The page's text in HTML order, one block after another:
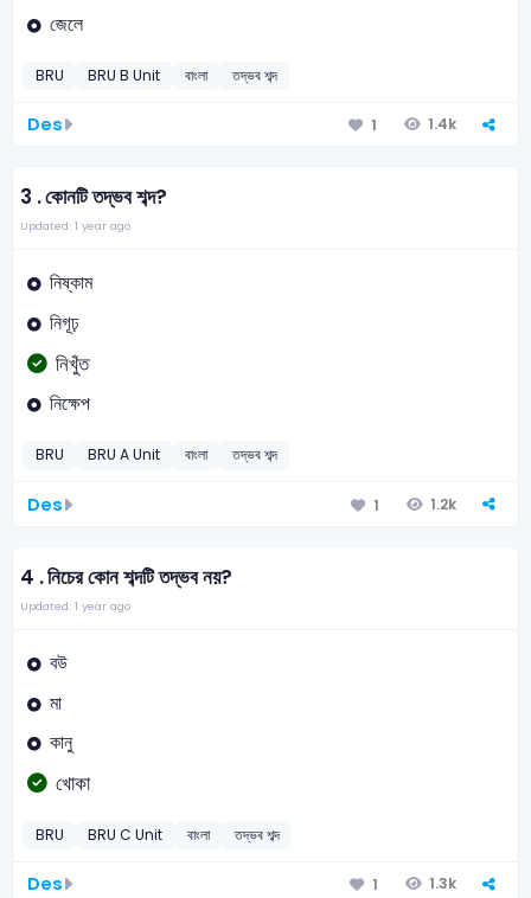
জেলে
BRU BRU B Unit বাংলা তদ্ভব শব্দ
Des 1 1.4k
3 .কোনটি তদ্ভব শব্দ?
Updated: 1 year ago
নিষ্কাম
নিগূঢ়
নিখুঁত
নিক্ষেপ
BRU BRU A Unit বাংলা তদ্ভব শব্দ
Des 1 1.2k
4 .নিচের কোন শব্দটি তদ্ভব নয়?
Updated: 1 year ago
বউ
মা
কানু
খোকা
BRU BRU C Unit বাংলা তদ্ভব শব্দ
Des 1 1.3k